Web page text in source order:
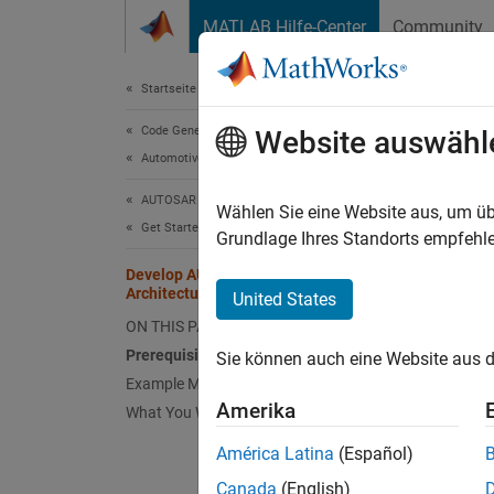
MATLAB Hilfe-Center Community
Startseite der Dokumentation
Code Generation
Automotive
AUTOSAR Blockset
Get Started with AUTOSAR Blockset
Develop AUTOSAR Software
Architecture Model
ON THIS PAGE
Prerequisites
Example Model
What You Will Learn
This
This
Website
Wählen Sie eine Website aus, um
Grundlage Ihres Standorts
United States
Sie können auch eine Website aus
Amerika
América Latina (Español)
Canada (English)